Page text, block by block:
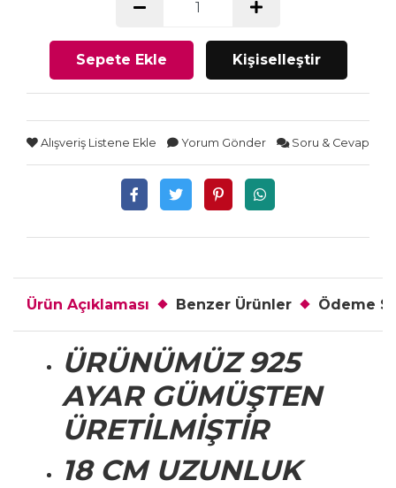
Sepete Ekle Kişiselleştir
Alışveriş Listene Ekle Yorum Gönder Soru & Cevap
Ürün Açıklaması Benzer Ürünler Ödeme
ÜRÜNÜMÜZ 925
AYAR GÜMÜŞTEN
ÜRETİLMİŞTİR
18 CM UZUNLUK